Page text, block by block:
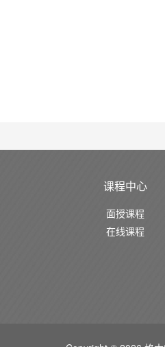
课程中心
面授课程
在线课程